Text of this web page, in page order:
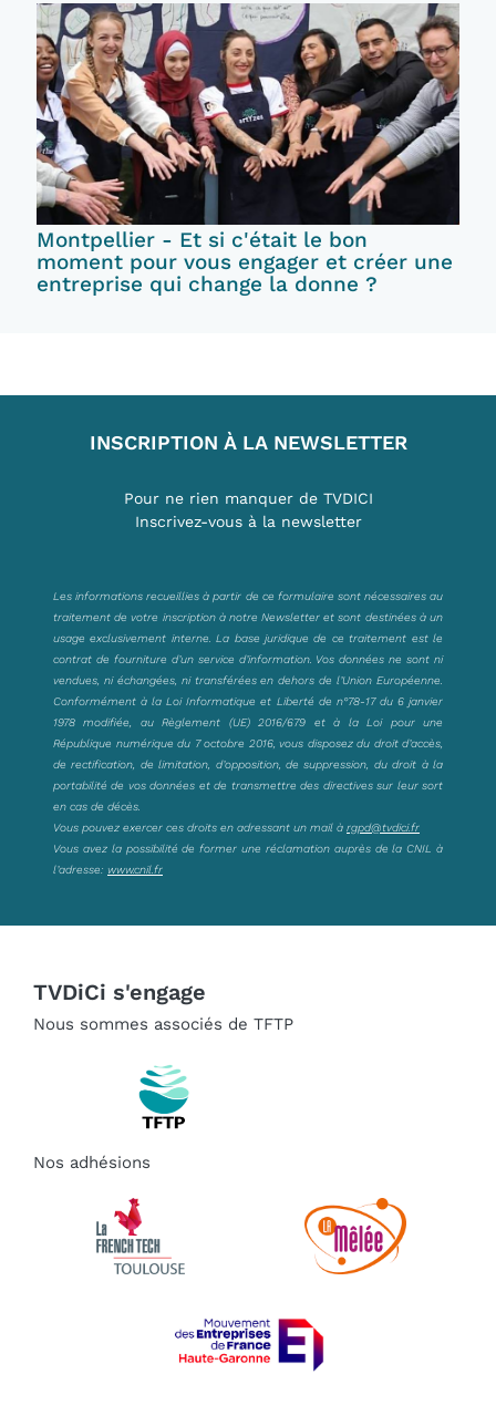
Montpellier - Et si c'était le bon
moment pour vous engager et créer une
entreprise qui change la donne ?
INSCRIPTION À LA NEWSLETTER
Pour ne rien manquer de TVDICI
Inscrivez-vous à la newsletter
Les informations recueillies à partir de ce formulaire sont nécessaires au
traitement de votre inscription à notre Newsletter et sont destinées à un
usage exclusivement interne. La base juridique de ce traitement est le
contrat de fourniture d’un service d’information. Vos données ne sont ni
vendues, ni échangées, ni transférées en dehors de l’Union Européenne.
Conformément à la Loi Informatique et Liberté de n°78-17 du 6 janvier
1978 modifiée, au Règlement (UE) 2016/679 et à la Loi pour une
République numérique du 7 octobre 2016, vous disposez du droit d’accès,
de rectification, de limitation, d’opposition, de suppression, du droit à la
portabilité de vos données et de transmettre des directives sur leur sort
en cas de décès.
Vous pouvez exercer ces droits en adressant un mail à rgpd@tvdici.fr
Vous avez la possibilité de former une réclamation auprès de la CNIL à
l’adresse: www.cnil.fr
TVDiCi s'engage
Nous sommes associés de TFTP
Nos adhésions